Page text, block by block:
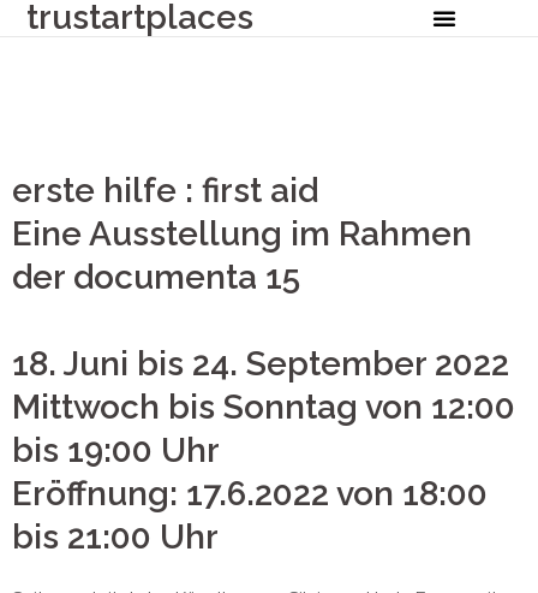
trustartplaces
erste hilfe : first aid
Eine Ausstellung im Rahmen
der documenta 15
18. Juni bis 24. September 2022
Mittwoch bis Sonntag von 12:00
bis 19:00 Uhr
Eröffnung: 17.6.2022 von 18:00
bis 21:00 Uhr